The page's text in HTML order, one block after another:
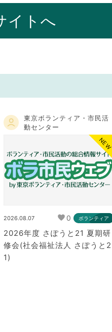
イトへ
東京ボランティア・市民活
動センター
NEW
2026.08.07 0 ボランティア
2026年度 さぽうと21 夏期研
修会(社会福祉法人 さぽうと2
1)